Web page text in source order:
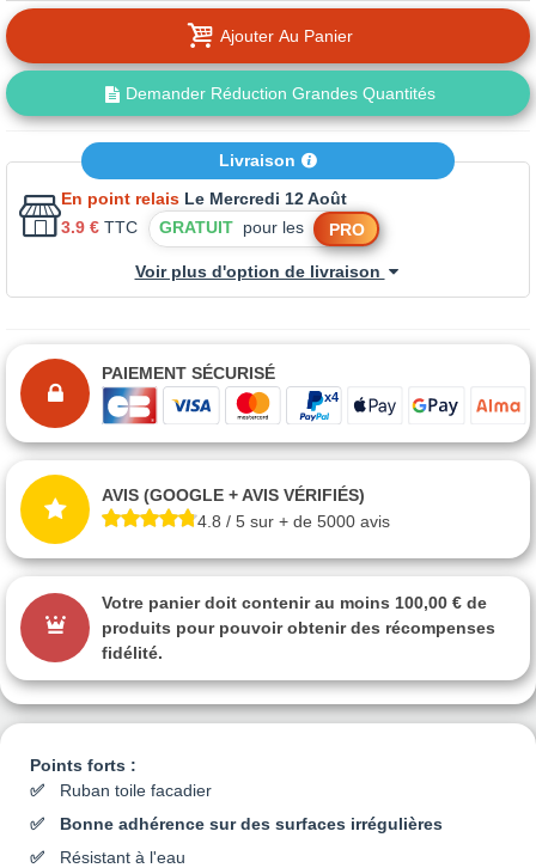
Points forts :
Ruban toile facadier
Bonne adhérence sur des surfaces irrégulières
Résistant à l'eau
Ajouter Au Panier
Demander Réduction Grandes Quantités
Livraison
En point relais Le Mercredi 12 Août
3.9 € TTC GRATUIT pour les PRO
Voir plus d'option de livraison
PAIEMENT SÉCURISÉ
AVIS (GOOGLE + AVIS VÉRIFIÉS)
4.8 / 5 sur + de 5000 avis
Votre panier doit contenir au moins 100,00 € de
produits pour pouvoir obtenir des récompenses
fidélité.